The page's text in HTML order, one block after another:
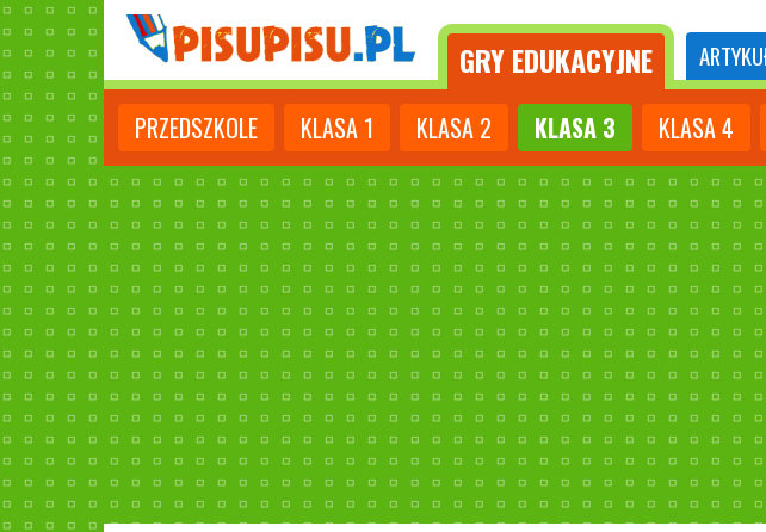
GRYEDUKACYJNE
PRZEDSZKOLE KLASA 1 KLASA 2 KLASA 3 KLASA4